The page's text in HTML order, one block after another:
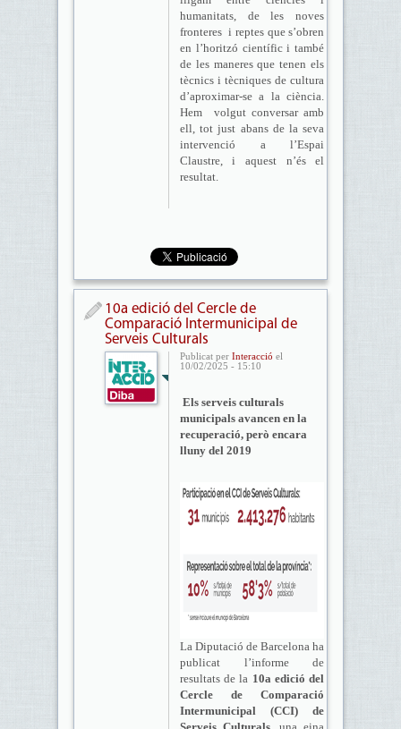
humanitats, de les noves
fronteres i reptes que s’obren
en l’horitzó científic i també
de les maneres que tenen els
tècnics i tècniques de cultura
d’aproximar-se a la ciència.
Hem volgut conversar amb
ell, tot just abans de la seva
intervenció a l’Espai
Claustre, i aquest n’és el
resultat.
10a edició del Cercle de
Comparació Intermunicipal de
Serveis Culturals
Publicat per Interacció el
10/02/2025 - 15:10
Els serveis culturals
municipals avancen en la
recuperació, però encara
lluny del 2019
La Diputació de Barcelona ha
publicat l’informe de
resultats de la 10a edició del
Cercle de Comparació
Intermunicipal (CCI) de